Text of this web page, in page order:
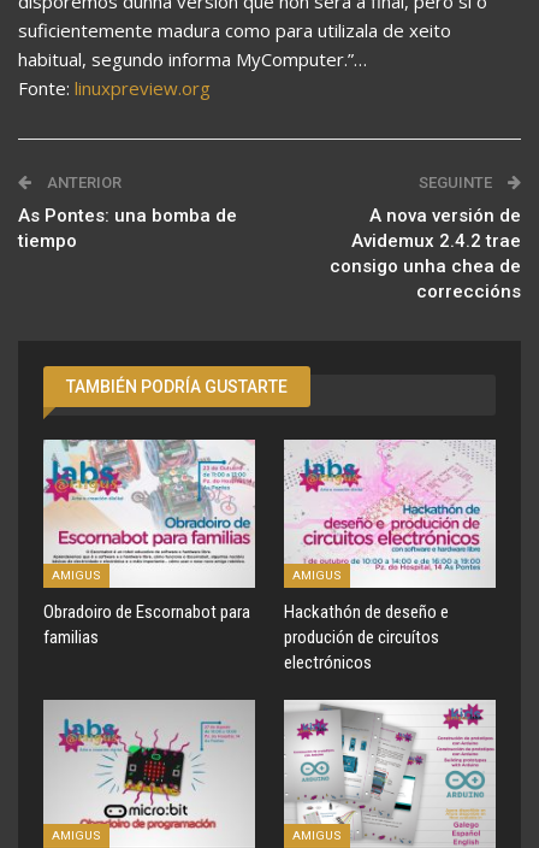
suficientemente madura como para utilizala de xeito
habitual, segundo informa MyComputer.”…
Fonte: linuxpreview.org
ANTERIOR
As Pontes: una bomba de
tiempo
SEGUINTE
A nova versión de
Avidemux 2.4.2 trae
consigo unha chea de
correccións
TAMBIÉN PODRÍA GUSTARTE
AMIGUS
Obradoiro de Escornabot para
familias
AMIGUS
Hackathón de deseño e
produción de circuítos
electrónicos
AMIGUS AMIGUS